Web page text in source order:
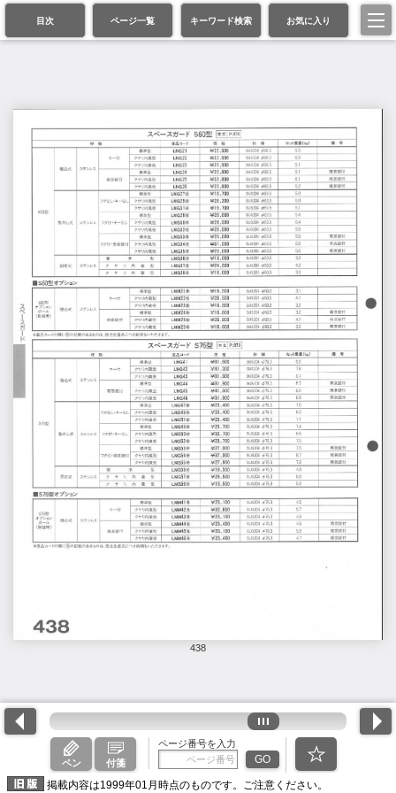
目次 ページ一覧 キーワード検索 お気に入り
438
ペン 付箋
ページ番号を入力
GO
掲載内容は1999年01月時点のものです。ご注意ください。